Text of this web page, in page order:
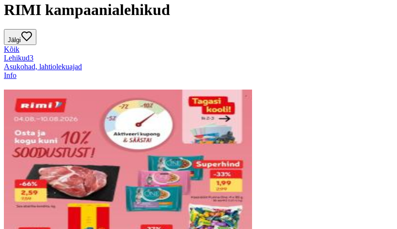
RIMI kampaanialehikud
Jälgi
Kõik
Lehikud3
Asukohad, lahtiolekuajad
Info